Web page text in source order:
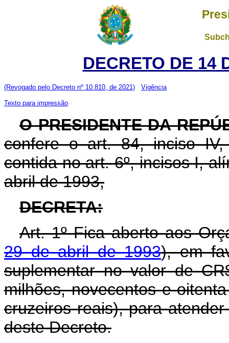
DECRETO DE 14
(Revogado pelo Decreto nº 10.810, de 2021) Vigência
Texto para impressão
O PRESIDENTE DA
confere o art. 84, inciso
contida no art. 6º, incisos I,
abril de 1993,
DECRETA:
Art. 1º Fica aberto aos
29 de abril de 1993), em
suplementar no valor de
milhões, novecentos e
cruzeiros reais), para
deste Decreto.